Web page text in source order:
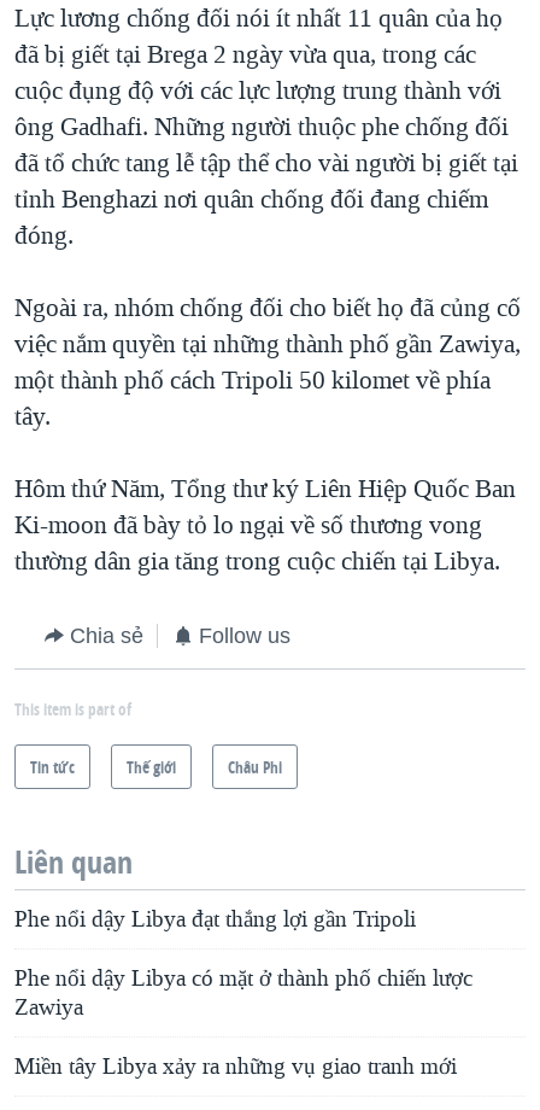
Lực lương chống đối nói ít nhất 11 quân của họ
đã bị giết tại Brega 2 ngày vừa qua, trong các
cuộc đụng độ với các lực lượng trung thành với
ông Gadhafi. Những người thuộc phe chống đối
đã tổ chức tang lễ tập thể cho vài người bị giết tại
tỉnh Benghazi nơi quân chống đối đang chiếm
đóng.
Ngoài ra, nhóm chống đối cho biết họ đã củng cố
việc nắm quyền tại những thành phố gần Zawiya,
một thành phố cách Tripoli 50 kilomet về phía
tây.
Hôm thứ Năm, Tổng thư ký Liên Hiệp Quốc Ban
Ki-moon đã bày tỏ lo ngại về số thương vong
thường dân gia tăng trong cuộc chiến tại Libya.
Chia sẻ Follow us
This item is part of
Tin tức Thế giới Châu Phi
Liên quan
Phe nổi dậy Libya đạt thắng lợi gần Tripoli
Phe nổi dậy Libya có mặt ở thành phố chiến lược
Zawiya
Miền tây Libya xảy ra những vụ giao tranh mới